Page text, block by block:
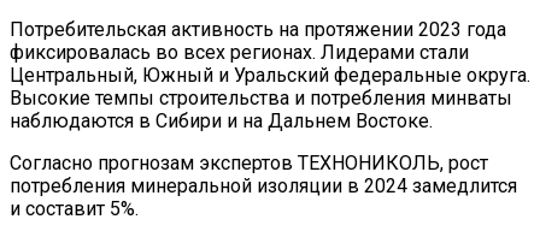
Потребительская активность на протяжении 2023 года
фиксировалась во всех регионах. Лидерами стали
Центральный, Южный и Уральский федеральные округа.
Высокие темпы строительства и потребления минваты
наблюдаются в Сибири и на Дальнем Востоке.
Согласно прогнозам экспертов ТЕХНОНИКОЛЬ, рост
потребления минеральной изоляции в 2024 замедлится
и составит 5%.